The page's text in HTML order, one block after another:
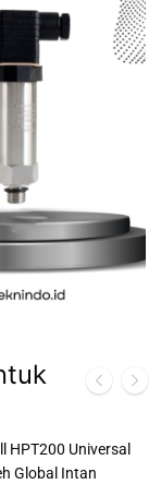
Universal
Global Intan